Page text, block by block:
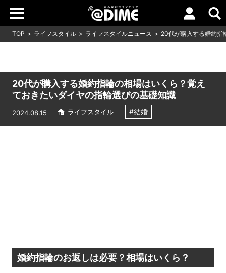
TOP ライフスタイル ライフスタイルニュース 20代が購入する婚約指
20代が購入する婚約指輪の相場はいくら？覚え
ておきたいダイヤの指輪選びの基礎知識
2024.08.15 ライフスタイル #結婚
婚約指輪のお返しは必要？相場はいくら？